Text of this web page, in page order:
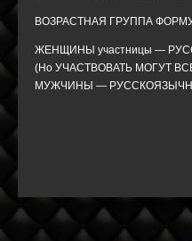
ВОЗРАСТНАЯ ГРУППА
ЖЕНЩИНЫ участницы —
(Но УЧАСТВОВАТЬ МОГУТ
МУЖЧИНЫ —